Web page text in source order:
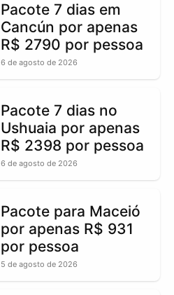
Pacote 7 dias em
Cancún por apenas
R$ 2790 por pessoa
6 de agosto de 2026
Pacote 7 dias no
Ushuaia por apenas
R$ 2398 por pessoa
6 de agosto de 2026
Pacote para Maceió
por apenas R$ 931
por pessoa
5 de agosto de 2026